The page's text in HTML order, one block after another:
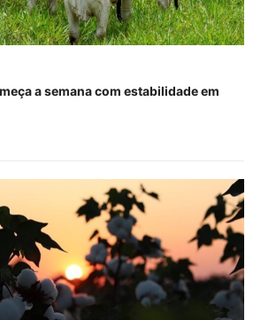
a semana com estabilidade em